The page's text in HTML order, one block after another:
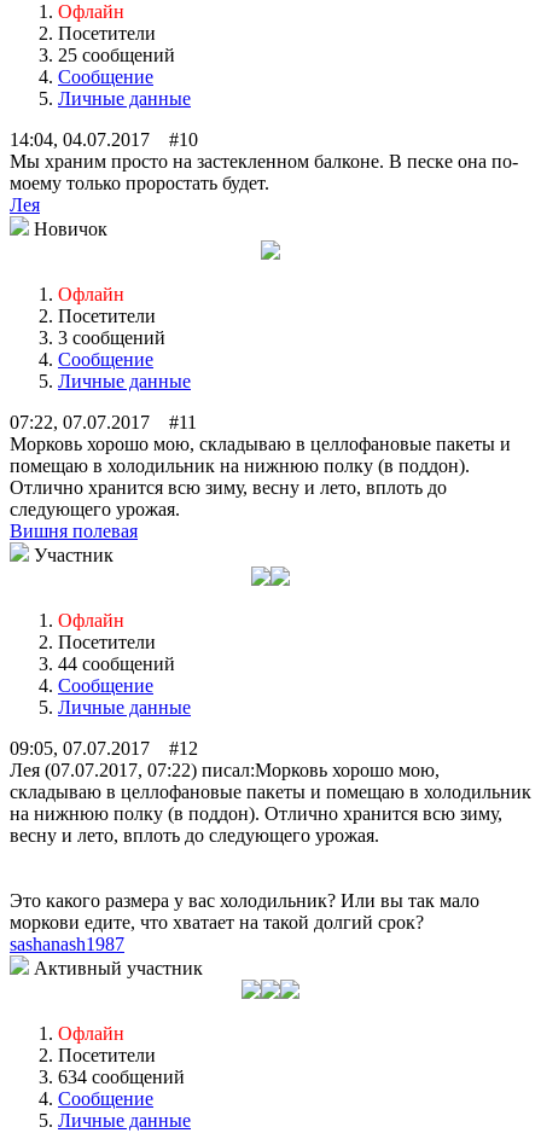
Офлайн
Посетители
25 сообщений
Сообщение
Личные данные
14:04, 04.07.2017 #10
Мы храним просто на застекленном балконе. В песке она по-
моему только проростать будет.
Лея
Новичок
Офлайн
Посетители
3 сообщений
Сообщение
Личные данные
07:22, 07.07.2017 #11
Морковь хорошо мою, складываю в целлофановые пакеты и
помещаю в холодильник на нижнюю полку (в поддон).
Отлично хранится всю зиму, весну и лето, вплоть до
следующего урожая.
Вишня полевая
Участник
Офлайн
Посетители
44 сообщений
Сообщение
Личные данные
09:05, 07.07.2017 #12
Лея (07.07.2017, 07:22) писал:Морковь хорошо мою,
складываю в целлофановые пакеты и помещаю в холодильник
на нижнюю полку (в поддон). Отлично хранится всю зиму,
весну и лето, вплоть до следующего урожая.
Это какого размера у вас холодильник? Или вы так мало
моркови едите, что хватает на такой долгий срок?
sashanash1987
Активный участник
Офлайн
Посетители
634 сообщений
Сообщение
Личные данные